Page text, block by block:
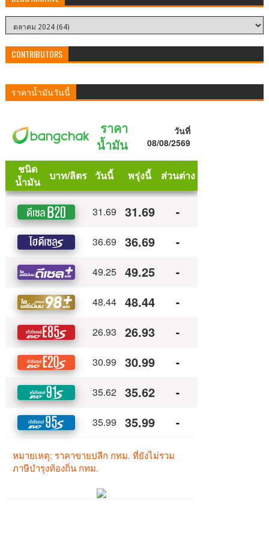
CONTRIBUTORS
ราคาน้ำมันวันนี้